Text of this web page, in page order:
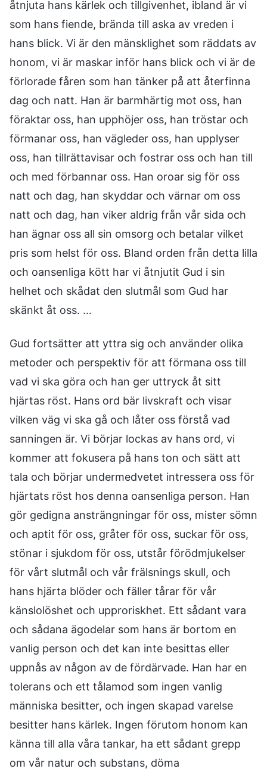
åtnjuta hans kärlek och tillgivenhet, ibland är vi
som hans fiende, brända till aska av vreden i
hans blick. Vi är den mänsklighet som räddats av
honom, vi är maskar inför hans blick och vi är de
förlorade fåren som han tänker på att återfinna
dag och natt. Han är barmhärtig mot oss, han
föraktar oss, han upphöjer oss, han tröstar och
förmanar oss, han vägleder oss, han upplyser
oss, han tillrättavisar och fostrar oss och han till
och med förbannar oss. Han oroar sig för oss
natt och dag, han skyddar och värnar om oss
natt och dag, han viker aldrig från vår sida och
han ägnar oss all sin omsorg och betalar vilket
pris som helst för oss. Bland orden från detta lilla
och oansenliga kött har vi åtnjutit Gud i sin
helhet och skådat den slutmål som Gud har
skänkt åt oss. …
Gud fortsätter att yttra sig och använder olika
metoder och perspektiv för att förmana oss till
vad vi ska göra och han ger uttryck åt sitt
hjärtas röst. Hans ord bär livskraft och visar
vilken väg vi ska gå och låter oss förstå vad
sanningen är. Vi börjar lockas av hans ord, vi
kommer att fokusera på hans ton och sätt att
tala och börjar undermedvetet intressera oss för
hjärtats röst hos denna oansenliga person. Han
gör gedigna ansträngningar för oss, mister sömn
och aptit för oss, gråter för oss, suckar för oss,
stönar i sjukdom för oss, utstår förödmjukelser
för vårt slutmål och vår frälsnings skull, och
hans hjärta blöder och fäller tårar för vår
känslolöshet och upproriskhet. Ett sådant vara
och sådana ägodelar som hans är bortom en
vanlig person och det kan inte besittas eller
uppnås av någon av de fördärvade. Han har en
tolerans och ett tålamod som ingen vanlig
människa besitter, och ingen skapad varelse
besitter hans kärlek. Ingen förutom honom kan
känna till alla våra tankar, ha ett sådant grepp
om vår natur och substans, döma